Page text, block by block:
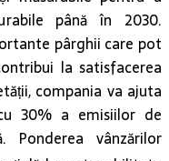
până în 2030.
pârghii care pot
la satisfacerea
compania va ajuta
30% a emisiilor de
Ponderea vânzărilor